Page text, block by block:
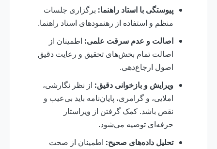
پیوستگی با استاد راهنما: برگزاری جلسات
منظم و استفاده از رهنمودهای استاد راهنما.
اصالت و عدم سرقت علمی: اطمینان از
اصالت تمام بخش‌های تحقیق و رعایت دقیق
اصول ارجاع‌دهی.
ویرایش و بازخوانی دقیق: از نظر نگارشی،
املایی، و گرامری، پایان‌نامه باید بی‌عیب و
نقص باشد. کمک گرفتن از ویراستار
حرفه‌ای توصیه می‌شود.
تحلیل داده‌های صحیح: اطمینان از صحت